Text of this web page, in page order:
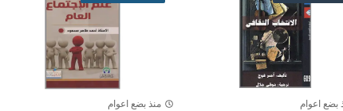
بضع اعوام منذ بضع اعوام